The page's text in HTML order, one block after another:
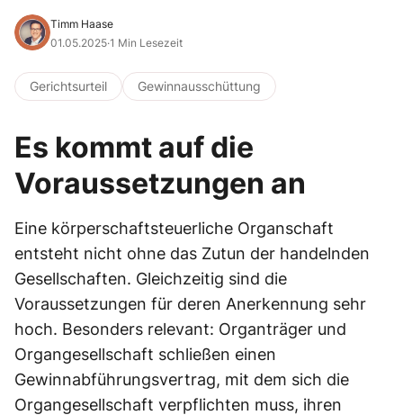
Timm Haase
01.05.2025·1 Min Lesezeit
Gerichtsurteil Gewinnausschüttung
Es kommt auf die
Voraussetzungen an
Eine körperschaftsteuerliche Organschaft
entsteht nicht ohne das Zutun der handelnden
Gesellschaften. Gleichzeitig sind die
Voraussetzungen für deren Anerkennung sehr
hoch. Besonders relevant: Organträger und
Organgesellschaft schließen einen
Gewinnabführungsvertrag, mit dem sich die
Organgesellschaft verpflichten muss, ihren